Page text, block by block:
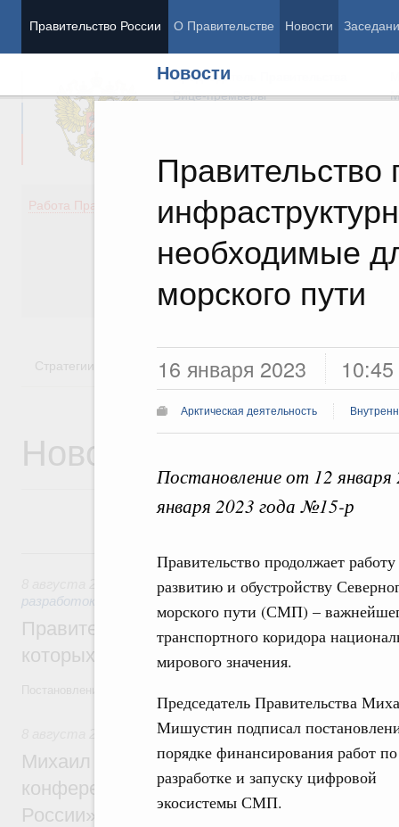
Правительство России О Правительстве Новости
Новости
необходимые
морского пути
16 января 2023 10:45
Арктическая деятельность
Постановление от 12
января 2023 года №15-р
Правительство продолжает
развитию и обустройству
морского пути (СМП) –
транспортного коридора
мирового значения.
Председатель Правительства
Мишустин подписал
порядке финансирования работ по
разработке и запуску цифровой
экосистемы СМП.
Председатель Правительства
Вице-премьеры
Работа Правительства
Демография
Здоровье
Культура
Государство
Стратегии Государственные программы
Новости
Государственная политика в сфере
разработок
Правительство расширило перечень
которых освобождаются от НДФЛ
Отрасль информационных технологий
Михаил Мишустин дал поручения по
конференции «Цифровая индустрия
России»